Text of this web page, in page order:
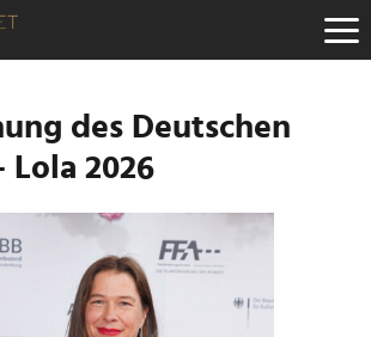
des Deutschen
Lola 2026